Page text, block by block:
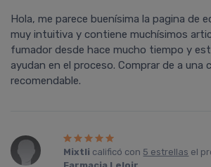
Hola, me parece buenísima la pagina de
muy intuitiva y contiene muchísimos
fumador desde hace mucho tiempo y
ayudan en el proceso. Comprar de a una
recomendable.
Mixtli calificó con 5 estrellas el